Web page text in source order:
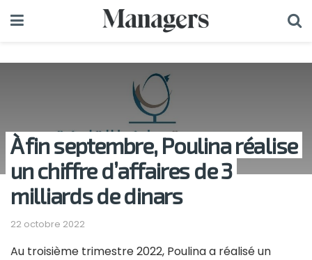
À fin septembre, Poulina réalise
un chiffre d’affaires de 3
milliards de dinars
22 octobre 2022
Au troisième trimestre 2022, Poulina a réalisé un